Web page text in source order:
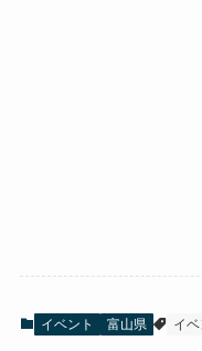
イベント 富山県 イベ